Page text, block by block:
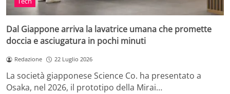
Dal Giappone arriva la lavatrice umana che promette
doccia e asciugatura in pochi minuti
Redazione 22 Luglio 2026
La società giapponese Science Co. ha presentato a
Osaka, nel 2026, il prototipo della Mirai…